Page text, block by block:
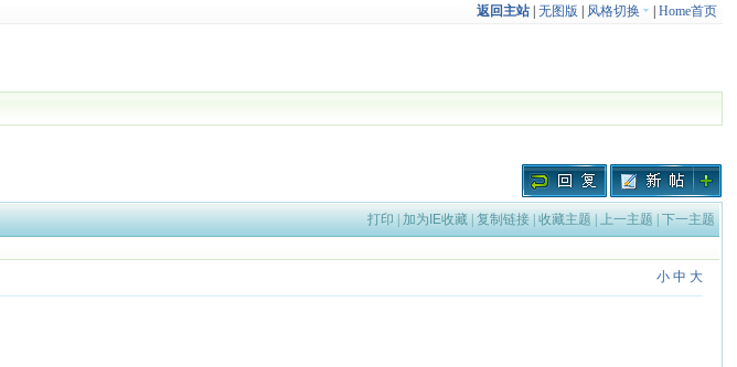
返回主站| 无图版 风格切换 Home首页
打印 | 加为IE收藏| 复制链接| 收藏主题 | 上一主题 | 下一主题
小 中 大